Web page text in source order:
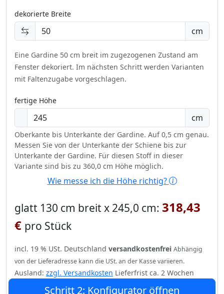
dekorierte Breite
cm
Eine Gardine 50 cm breit im zugezogenen Zustand am
Fenster dekoriert. Im nächsten Schritt werden Varianten
mit Faltenzugabe vorgeschlagen.
fertige Höhe
cm
Oberkante bis Unterkante der Gardine. Auf 0,5 cm genau.
Messen Sie von der Unterkante der Schiene bis zur
Unterkante der Gardine. Für diesen Stoff in dieser
Variante sind bis zu 360,0 cm Höhe möglich.
Wie messe ich die Höhe richtig?
glatt 130 cm breit x 245,0 cm: 318,43
€ pro Stück
incl. 19 % USt. Deutschland versandkostenfrei Abhängig
von der Lieferadresse kann die USt. an der Kasse variieren.
Ausland: zzgl. Versandkosten Lieferfrist ca. 2 Wochen
Schritt 2: Konfigurator öffnen